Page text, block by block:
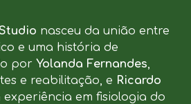
nasceu da união entre
e uma história de
por Yolanda Fernandes,
e reabilitação, e Ricardo
experiência em fisiologia do